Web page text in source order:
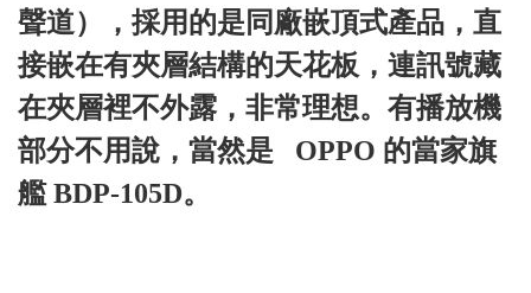
聲道），採用的是同廠嵌頂式產品，直
接嵌在有夾層結構的天花板，連訊號藏
在夾層裡不外露，非常理想。 有播放機
部分不用說，當然是 OPPO 的當家旗
艦 BDP-105D。